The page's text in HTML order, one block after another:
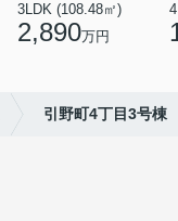
3LDK (108.48㎡)
2,890万円
引野町4丁目3号棟